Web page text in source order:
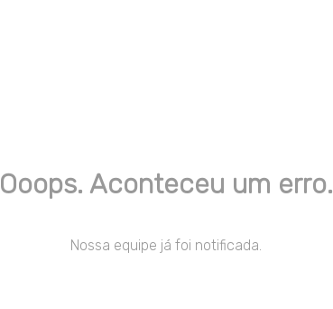
Ooops. Aconteceu um erro.
Nossa equipe já foi notificada.